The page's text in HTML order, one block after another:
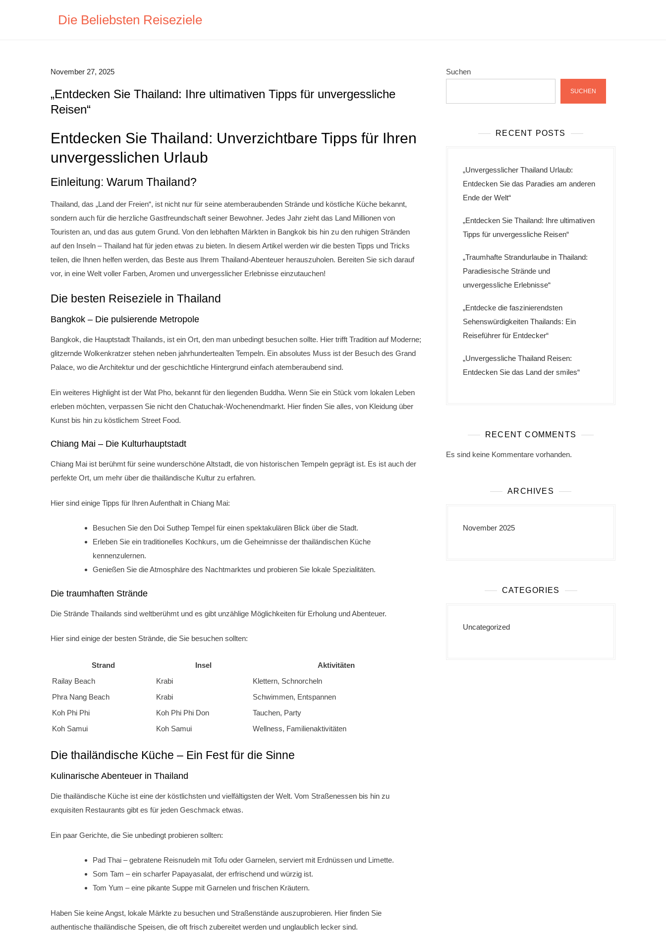
Die Beliebsten Reiseziele
November 27, 2025
„Entdecken Sie Thailand: Ihre ultimativen Tipps für unvergessliche
Reisen“
Entdecken Sie Thailand: Unverzichtbare Tipps für Ihren
unvergesslichen Urlaub
Einleitung: Warum Thailand?
Thailand, das „Land der Freien“, ist nicht nur für seine atemberaubenden Strände und köstliche Küche bekannt,
sondern auch für die herzliche Gastfreundschaft seiner Bewohner. Jedes Jahr zieht das Land Millionen von
Touristen an, und das aus gutem Grund. Von den lebhaften Märkten in Bangkok bis hin zu den ruhigen Stränden
auf den Inseln – Thailand hat für jeden etwas zu bieten. In diesem Artikel werden wir die besten Tipps und Tricks
teilen, die Ihnen helfen werden, das Beste aus Ihrem Thailand-Abenteuer herauszuholen. Bereiten Sie sich darauf
vor, in eine Welt voller Farben, Aromen und unvergesslicher Erlebnisse einzutauchen!
Die besten Reiseziele in Thailand
Bangkok – Die pulsierende Metropole
Bangkok, die Hauptstadt Thailands, ist ein Ort, den man unbedingt besuchen sollte. Hier trifft Tradition auf Moderne;
glitzernde Wolkenkratzer stehen neben jahrhundertealten Tempeln. Ein absolutes Muss ist der Besuch des Grand
Palace, wo die Architektur und der geschichtliche Hintergrund einfach atemberaubend sind.
Ein weiteres Highlight ist der Wat Pho, bekannt für den liegenden Buddha. Wenn Sie ein Stück vom lokalen Leben
erleben möchten, verpassen Sie nicht den Chatuchak-Wochenendmarkt. Hier finden Sie alles, von Kleidung über
Kunst bis hin zu köstlichem Street Food.
Chiang Mai – Die Kulturhauptstadt
Chiang Mai ist berühmt für seine wunderschöne Altstadt, die von historischen Tempeln geprägt ist. Es ist auch der
perfekte Ort, um mehr über die thailändische Kultur zu erfahren.
Hier sind einige Tipps für Ihren Aufenthalt in Chiang Mai:
Besuchen Sie den Doi Suthep Tempel für einen spektakulären Blick über die Stadt.
Erleben Sie ein traditionelles Kochkurs, um die Geheimnisse der thailändischen Küche
kennenzulernen.
Genießen Sie die Atmosphäre des Nachtmarktes und probieren Sie lokale Spezialitäten.
Die traumhaften Strände
Die Strände Thailands sind weltberühmt und es gibt unzählige Möglichkeiten für Erholung und Abenteuer.
Hier sind einige der besten Strände, die Sie besuchen sollten:
Strand Insel
Aktivitäten
Railay Beach
Krabi
Klettern, Schnorcheln
Phra Nang Beach
Krabi
Schwimmen, Entspannen
Koh Phi Phi
Koh Phi Phi Don
Tauchen, Party
Koh Samui
Koh Samui Wellness, Familienaktivitäten
Die thailändische Küche – Ein Fest für die Sinne
Kulinarische Abenteuer in Thailand
Die thailändische Küche ist eine der köstlichsten und vielfältigsten der Welt. Vom Straßenessen bis hin zu
exquisiten Restaurants gibt es für jeden Geschmack etwas.
Ein paar Gerichte, die Sie unbedingt probieren sollten:
Pad Thai – gebratene Reisnudeln mit Tofu oder Garnelen, serviert mit Erdnüssen und Limette.
Som Tam – ein scharfer Papayasalat, der erfrischend und würzig ist.
Tom Yum – eine pikante Suppe mit Garnelen und frischen Kräutern.
Haben Sie keine Angst, lokale Märkte zu besuchen und Straßenstände auszuprobieren. Hier finden Sie
authentische thailändische Speisen, die oft frisch zubereitet werden und unglaublich lecker sind.
Suchen
SUCHEN
RECENT POSTS
„Unvergesslicher Thailand Urlaub:
Entdecken Sie das Paradies am anderen
Ende der Welt“
„Entdecken Sie Thailand: Ihre ultimativen
Tipps für unvergessliche Reisen“
„Traumhafte Strandurlaube in Thailand:
Paradiesische Strände und
unvergessliche Erlebnisse“
„Entdecke die faszinierendsten
Sehenswürdigkeiten Thailands: Ein
Reiseführer für Entdecker“
„Unvergessliche Thailand Reisen:
Entdecken Sie das Land der smiles“
RECENT COMMENTS
Es sind keine Kommentare vorhanden.
ARCHIVES
November 2025
CATEGORIES
Uncategorized